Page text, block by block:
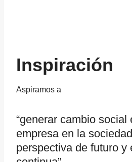
Inspiración
Aspiramos a
“generar cambio social
empresa en la
perspectiva de futuro y